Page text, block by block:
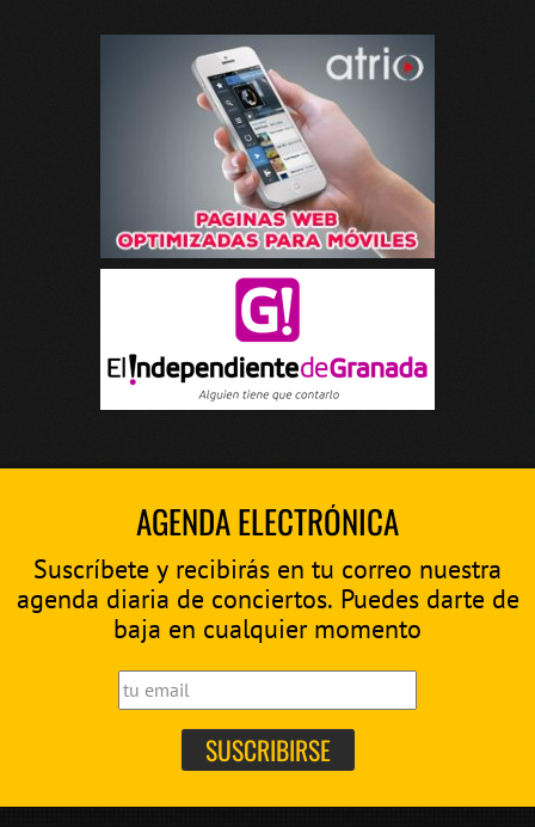
AGENDA ELECTRÓNICA
Suscríbete y recibirás en tu correo nuestra
agenda diaria de conciertos. Puedes darte de
baja en cualquier momento